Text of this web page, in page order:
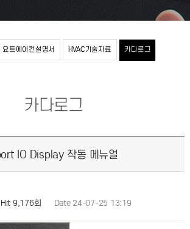
요트에어컨설명서 HVAC기술자료 카다로그
카다로그
IO Display 작동 메뉴얼
Hit 9,176회 Date 24-07-25 13:19